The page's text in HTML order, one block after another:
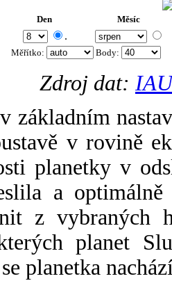
Den Měsíc
.
Měřítko: Body:
Zdroj dat:
základním
v rovině
planetky v
a
z vybraných
planet
planetka